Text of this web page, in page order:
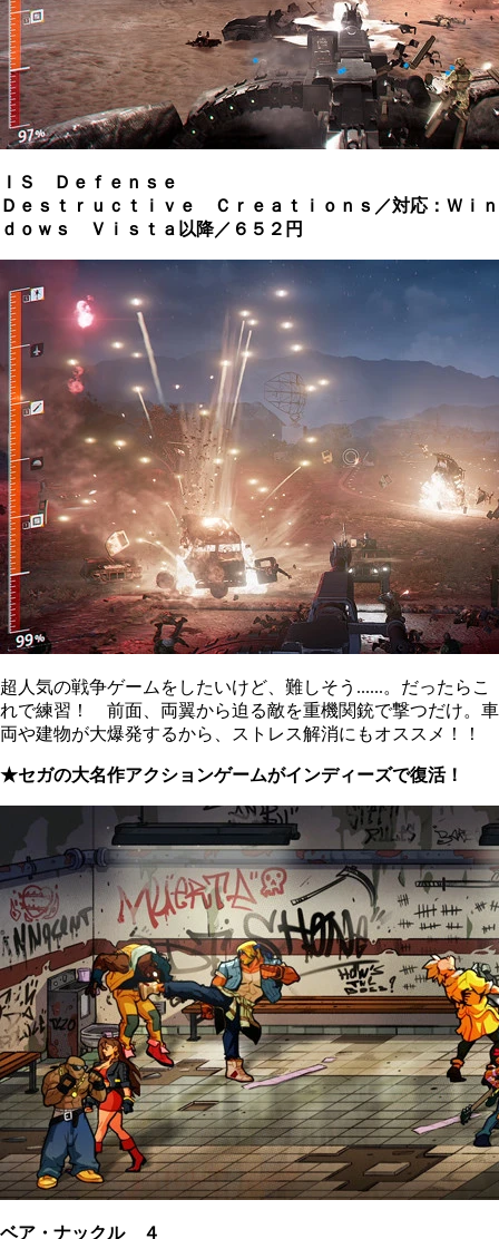
ＩＳ Ｄｅｆｅｎｓｅ
Ｄｅｓｔｒｕｃｔｉｖｅ Ｃｒｅａｔｉｏｎｓ／対応：Ｗｉｎ
ｄｏｗｓ Ｖｉｓｔａ以降／６５２円
超人気の戦争ゲームをしたいけど、難しそう......。だったらこ
れで練習！ 前面、両翼から迫る敵を重機関銃で撃つだけ。車
両や建物が大爆発するから、ストレス解消にもオススメ！！
★セガの大名作アクションゲームがインディーズで復活！
ベア・ナックル ４